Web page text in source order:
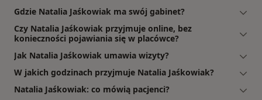
Gdzie Natalia Jaśkowiak ma swój gabinet?
Czy Natalia Jaśkowiak przyjmuje online, bez
konieczności pojawiania się w placówce?
Jak Natalia Jaśkowiak umawia wizyty?
W jakich godzinach przyjmuje Natalia Jaśkowiak?
Natalia Jaśkowiak: co mówią pacjenci?